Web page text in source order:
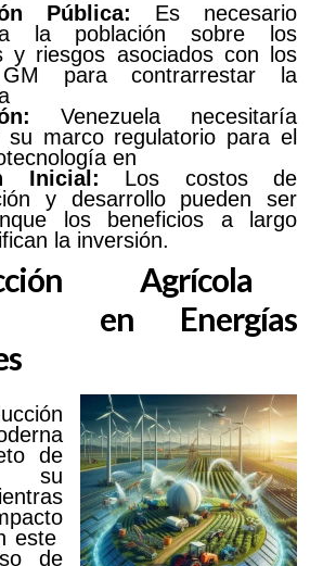
Pública: Es necesario
la población sobre los
y riesgos asociados con los
para contrarrestar la
Venezuela necesitaría
su marco regulatorio para el
en
Inicial: Los costos de
y desarrollo pueden ser
los beneficios a largo
la inversión.
Agrícola
en Energías
de
su
este
de